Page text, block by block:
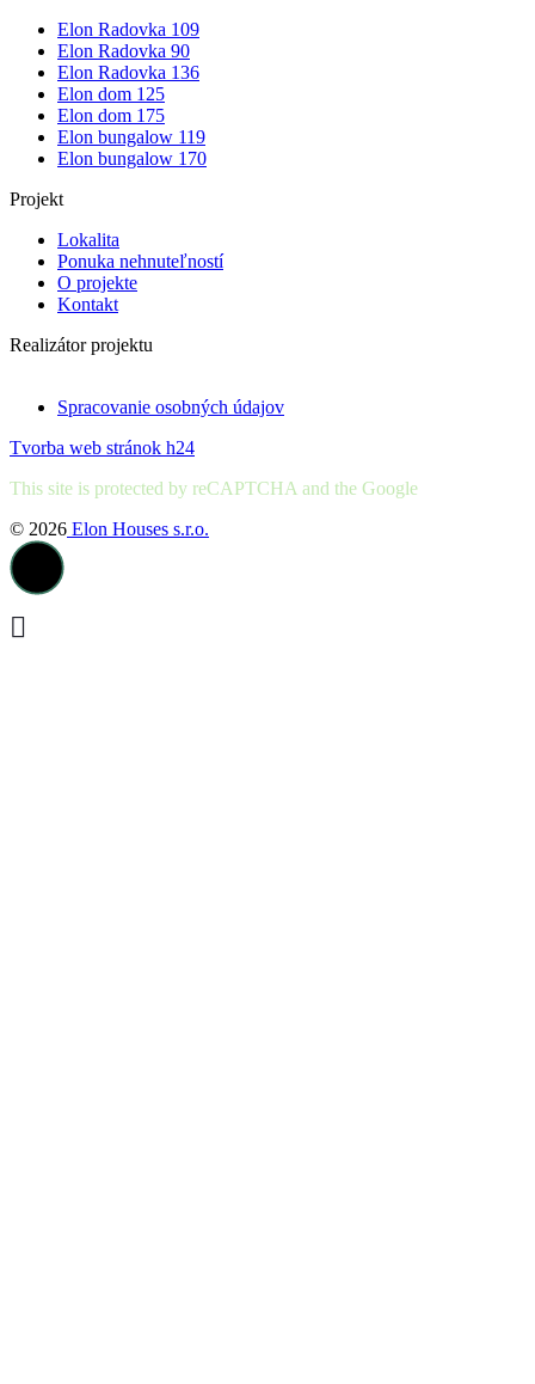
Elon Radovka 109
Elon Radovka 90
Elon Radovka 136
Elon dom 125
Elon dom 175
Elon bungalow 119
Elon bungalow 170
Projekt
Lokalita
Ponuka nehnuteľností
O projekte
Kontakt
Realizátor projektu
Spracovanie osobných údajov
Tvorba web stránok h24
This site is protected by reCAPTCHA and the Google
© 2026 Elon Houses s.r.o.